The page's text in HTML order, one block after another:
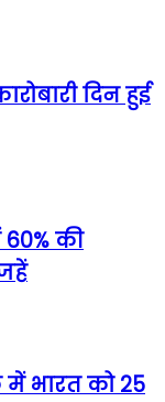
दिन हुई
की
भारत को 25